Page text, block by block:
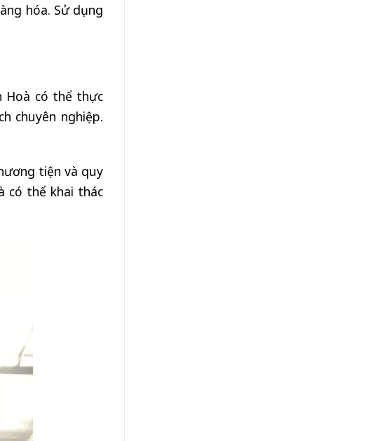
hóa. Sử dụng
Hoà có thể thực
chuyên nghiệp.
tiện và quy
có thể khai thác